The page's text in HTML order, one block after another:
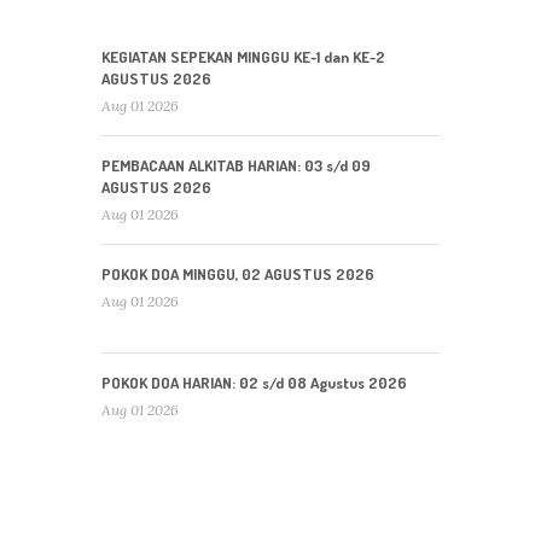
KEGIATAN SEPEKAN MINGGU KE-1 dan KE-2
AGUSTUS 2026
Aug 01 2026
PEMBACAAN ALKITAB HARIAN: 03 s/d 09
AGUSTUS 2026
Aug 01 2026
POKOK DOA MINGGU, 02 AGUSTUS 2026
Aug 01 2026
POKOK DOA HARIAN: 02 s/d 08 Agustus 2026
Aug 01 2026